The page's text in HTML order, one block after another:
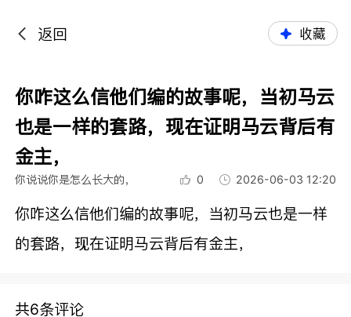
返回 收藏
你咋这么信他们编的故事呢，当初马云
也是一样的套路，现在证明马云背后有
金主，
你说说你是怎么长大的， 0 2026-06-03 12:20
你咋这么信他们编的故事呢，当初马云也是一样
的套路，现在证明马云背后有金主，
共6条评论